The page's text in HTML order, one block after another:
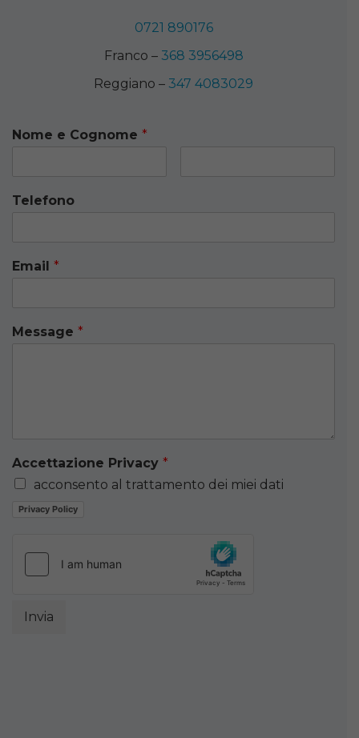
0721 890176
Franco – 368 3956498
Reggiano – 347 4083029
Nome e Cognome *
Telefono
Email *
Message *
Accettazione Privacy *
acconsento al trattamento dei miei dati
Privacy Policy
Invia